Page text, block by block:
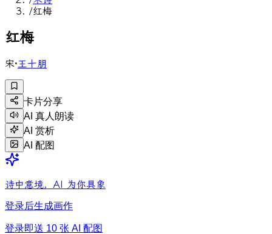
/红梅
红梅
宋·王十朋
卡片分享
AI 真人朗读
AI 赏析
AI 配图
诗中意境，AI 为你具象
登录后生成画作
登录即送 10 张 AI 配图